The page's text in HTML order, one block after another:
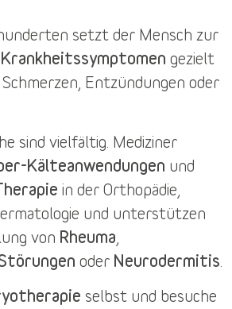
setzt der Mensch zur
gezielt
Entzündungen oder
sind vielfältig. Mediziner
Kälteanwendungen und
in der Orthopädie,
und unterstützen
von Rheuma
oder Neurodermitis
selbst und besuche